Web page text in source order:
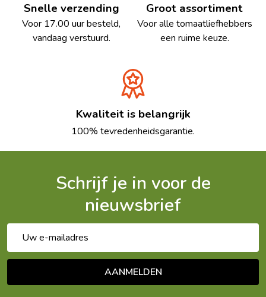
Snelle verzending
Voor 17.00 uur besteld,
vandaag verstuurd.
Groot assortiment
Voor alle tomaatliefhebbers
een ruime keuze.
Kwaliteit is belangrijk
100% tevredenheidsgarantie.
Schrijf je in voor de
nieuwsbrief
mailadres
AANMELDEN